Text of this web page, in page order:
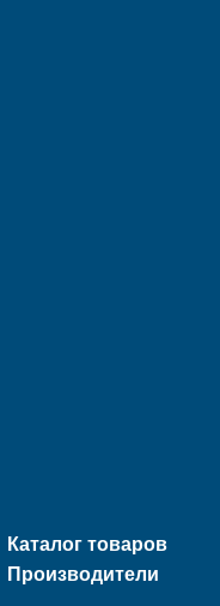
Каталог товаров
Производители